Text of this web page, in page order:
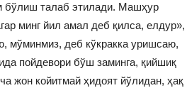
бўлиш талаб этилади. Машҳур
минг йил амал деб қилса, елдур»,
мўминмиз, деб кўкракка уришсаю,
пойдевори бўш заминга, қийшиқ
жон койитмай ҳидоят йўлидан, ҳақ